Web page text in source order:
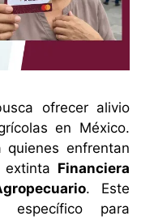
ofrecer alivio
en México.
enfrentan
Financiera
. Este
específico para